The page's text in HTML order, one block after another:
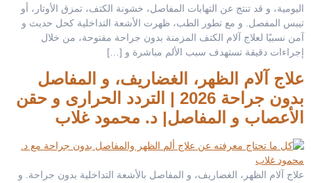
اليومية، و قد تنتج عن التهابات المفاصل، خشونة الكتف، تمزق الأوتار، أو
تيبس المفصل. و مع تطور الطب، ظهرت الأشعة التداخلية كحل حديث و
آمن نسبيًا لعلاج آلام الكتف المزمنة بدون جراحة مفتوحة، من خلال
إجراءات دقيقة تستهدف سبب الألم مباشرة و […]
علاج آلام الظهر، الغضاريف، و المفاصل
بدون جراحة 2026 | التردد الحرارى و حقن
الأعصاب و المفاصل| د. محمود غلاب
علاج آلام الظهر، الغضاريف، و المفاصل بالأشعة التداخلية بدون جراحة. و